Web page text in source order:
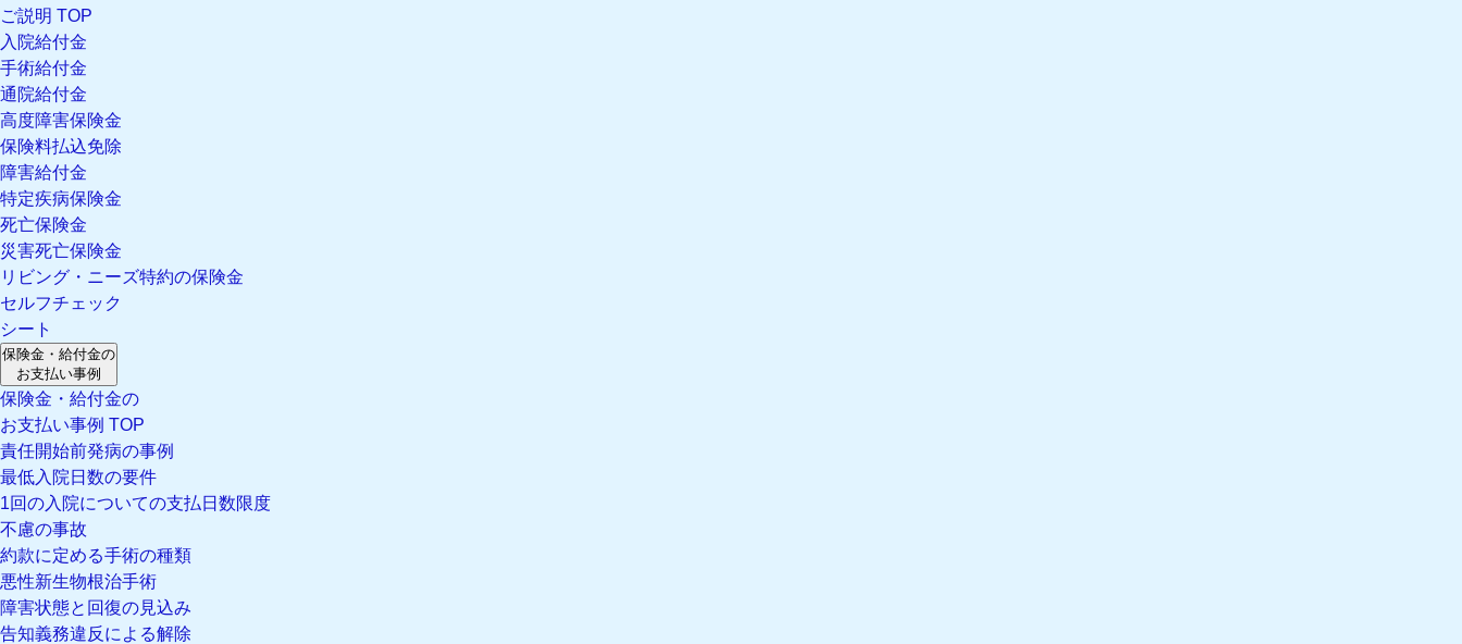
ご説明 TOP
入院給付金
手術給付金
通院給付金
高度障害保険金
保険料払込免除
障害給付金
特定疾病保険金
死亡保険金
災害死亡保険金
リビング・ニーズ特約の保険金
セルフチェック
シート
保険金・給付金の
お支払い事例
保険金・給付金の
お支払い事例 TOP
責任開始前発病の事例
最低入院日数の要件
1回の入院についての支払日数限度
不慮の事故
約款に定める手術の種類
悪性新生物根治手術
障害状態と回復の見込み
告知義務違反による解除